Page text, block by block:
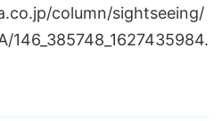
column/sightseeing/
146_385748_1627435984.